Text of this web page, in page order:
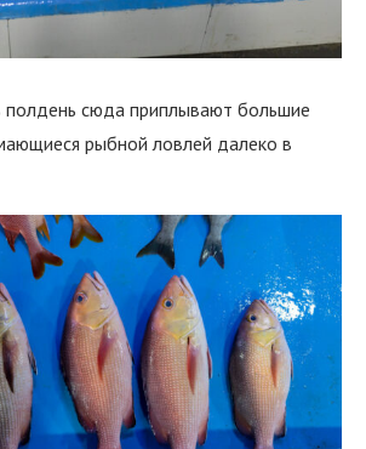
полдень сюда приплывают большие
рыбной ловлей далеко в